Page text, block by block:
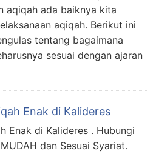
aqiqah ada baiknya kita
aqiqah. Berikut ini
tentang bagaimana
sesuai dengan ajaran
Enak di Kalideres
Enak di Kalideres . Hubungi
dan Sesuai Syariat.